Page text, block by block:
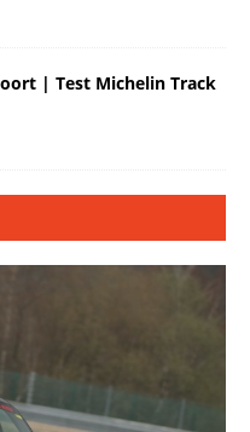
| Test Michelin Track